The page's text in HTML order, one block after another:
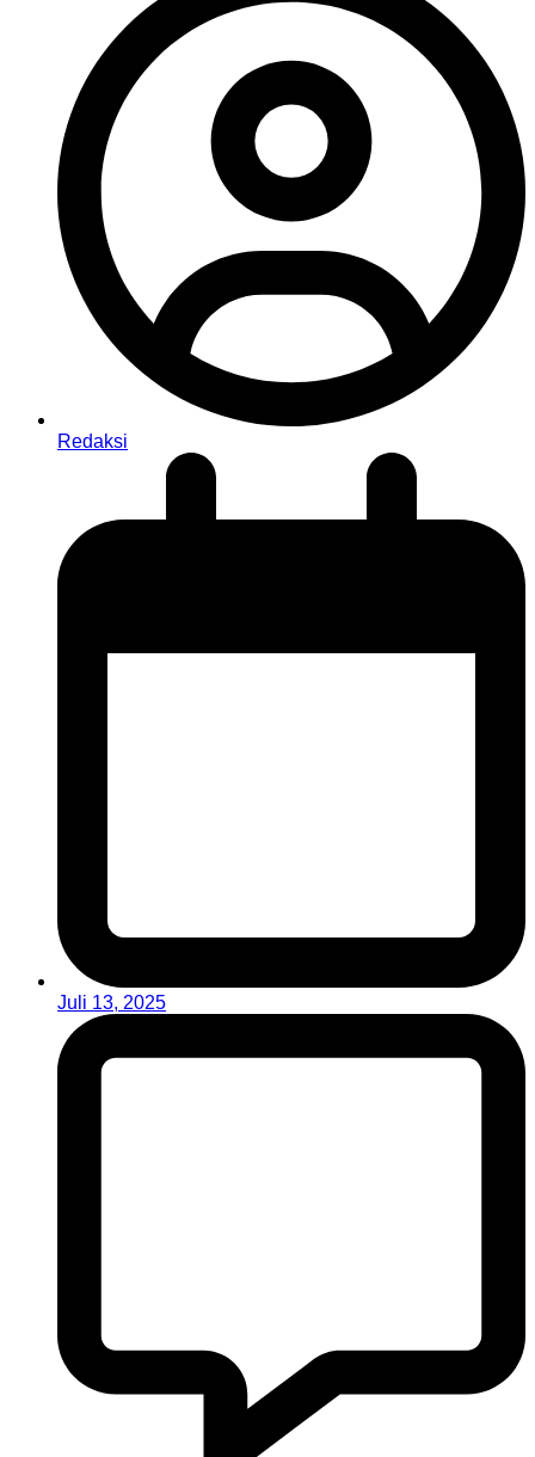
Redaksi
Juli 13, 2025